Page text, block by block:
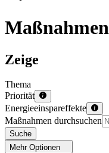
Maßnahmen
Zeige
Thema
Priorität
Energieeinspareffekte
Maßnahmen durchsuchen
Suche
Mehr Optionen